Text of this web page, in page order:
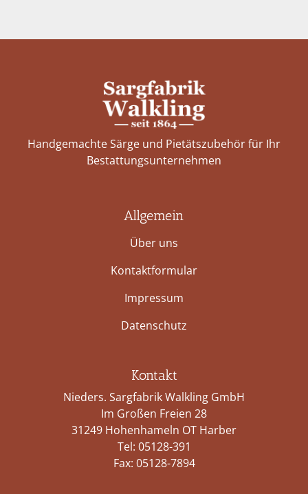
Handgemachte Särge und Pietätszubehör für Ihr
Bestattungs­unternehmen
Allgemein
Über uns
Kontaktformular
Impressum
Datenschutz
Kontakt
Nieders. Sargfabrik Walkling GmbH
Im Großen Freien 28
31249 Hohenhameln OT Harber
Tel: 05128-391
Fax: 05128-7894